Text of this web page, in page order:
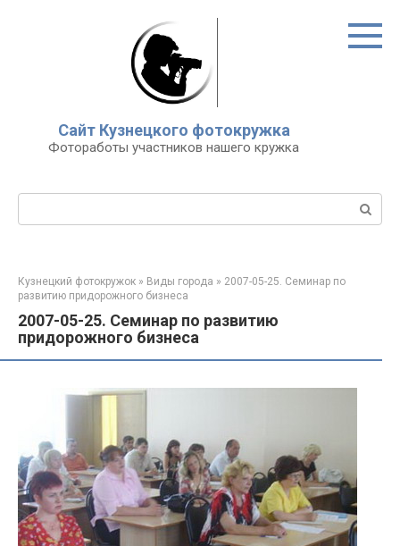
Сайт Кузнецкого фотокружка
Фотоработы участников нашего кружка
Поиск:
Кузнецкий фотокружок » Виды города » 2007-05-25. Семинар по
развитию придорожного бизнеса
2007-05-25. Семинар по развитию
придорожного бизнеса